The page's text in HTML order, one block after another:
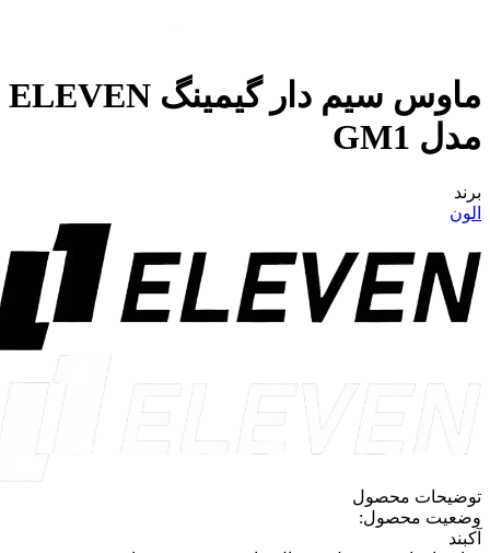
ماوس سیم دار گیمینگ ELEVEN
مدل GM1
برند
الون
توضیحات محصول
وضعیت محصول:
آکبند